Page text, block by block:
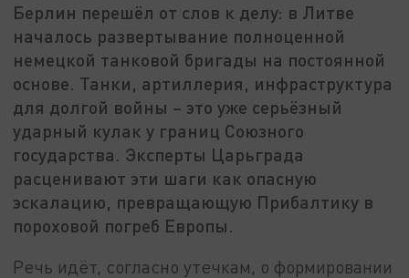
Берлин перешёл от слов к делу: в Литве
началось развертывание полноценной
немецкой танковой бригады на постоянной
основе. Танки, артиллерия, инфраструктура
для долгой войны – это уже серьёзный
ударный кулак у границ Союзного
государства. Эксперты Царьграда
расценивают эти шаги как опасную
эскалацию, превращающую Прибалтику в
пороховой погреб Европы.
Речь идёт, согласно утечкам, о формировании